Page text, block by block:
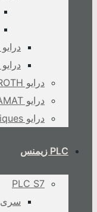
درایو SIMODRIVE
درایو SIMOVERT
درایو REXROTH
درایو INDRAMAT
درایو Control Techniques
PLC زیمنس
PLC S7
سری 100